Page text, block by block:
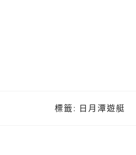
標籤: 日月潭遊艇